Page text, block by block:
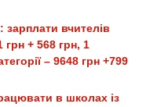
зарплати вчителів
грн + 568 грн, 1
– 9648 грн +799
в школах із